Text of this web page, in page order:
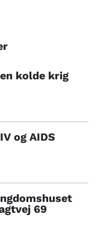
kolde krig
og AIDS
69